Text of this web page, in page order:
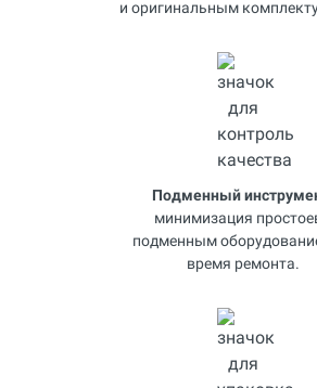
и оригинальным
Подменный
минимизация
подменным
время ремонта.